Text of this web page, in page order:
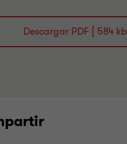
Descargar PDF [ 584 kb ]